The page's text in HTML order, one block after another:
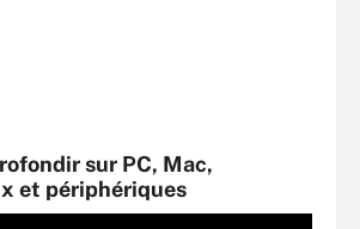
sur PC, Mac,
et périphériques